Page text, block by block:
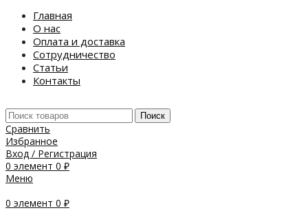
Главная
О нас
Оплата и доставка
Сотрудничество
Статьи
Контакты
Поиск
Сравнить
Избранное
Вход / Регистрация
0 элемент 0 ₽
Меню
0 элемент 0 ₽